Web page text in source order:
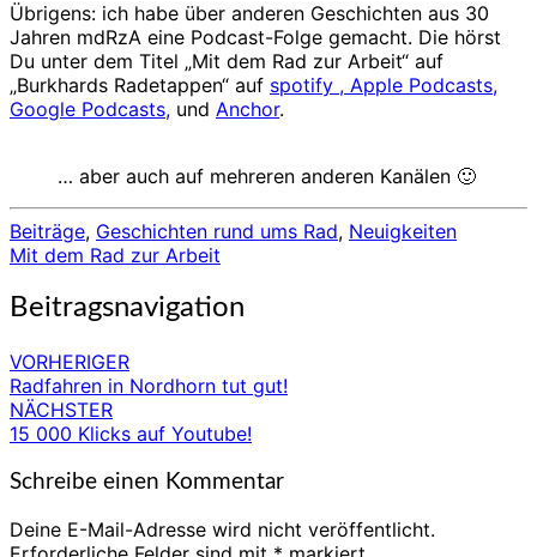
Übrigens: ich habe über anderen Geschichten aus 30
Jahren mdRzA eine Podcast-Folge gemacht. Die hörst
Du unter dem Titel „Mit dem Rad zur Arbeit“ auf
„Burkhards Radetappen“ auf spotify , Apple Podcasts,
Google Podcasts, und Anchor.
… aber auch auf mehreren anderen Kanälen 🙂
Beiträge, Geschichten rund ums Rad, Neuigkeiten
Mit dem Rad zur Arbeit
Beitragsnavigation
VORHERIGER
Radfahren in Nordhorn tut gut!
NÄCHSTER
15 000 Klicks auf Youtube!
Schreibe einen Kommentar
Deine E-Mail-Adresse wird nicht veröffentlicht.